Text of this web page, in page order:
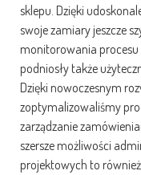
sklepu. Dzięki
swoje zamiary jeszcze
monitorowania procesu
podniosły także
Dzięki nowoczesnym
zoptymalizowaliśmy
zarządzanie
szersze możliwości
projektowych to